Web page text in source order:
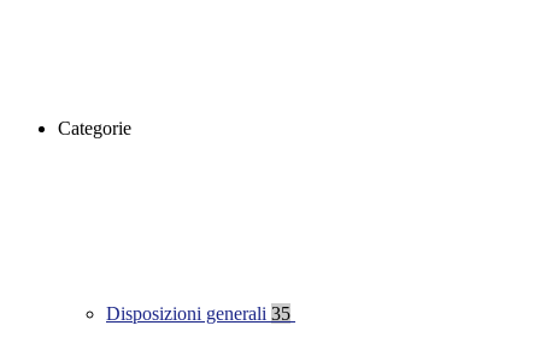
Categorie
Disposizioni generali 35